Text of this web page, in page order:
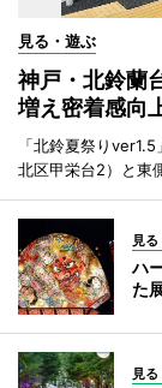
見る・遊ぶ
神戸・北鈴蘭
増え密着感向
「北鈴夏祭り
北区甲栄台2）と東
見
ハ
た
見